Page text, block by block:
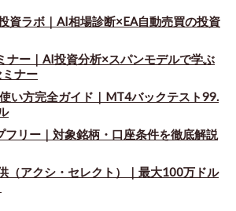
資ラボ｜AI相場診断×EA自動売買の投資
ナー ｜ AI投資分析×スパンモデルで学ぶ
ナー
使い方完全ガイド｜MT4バックテスト99.
フリー ｜ 対象銘柄・口座条件を徹底解説
（アクシ・セレクト）｜最大100万ドル